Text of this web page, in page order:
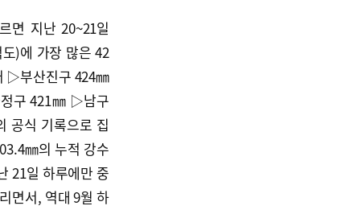
면 지난 20~21일
)에 가장 많은 42
▷부산진구 424㎜
구 421㎜ ▷남구
공식 기록으로 집
㎜의 누적 강수
21일 하루에만 중
면서, 역대 9월 하